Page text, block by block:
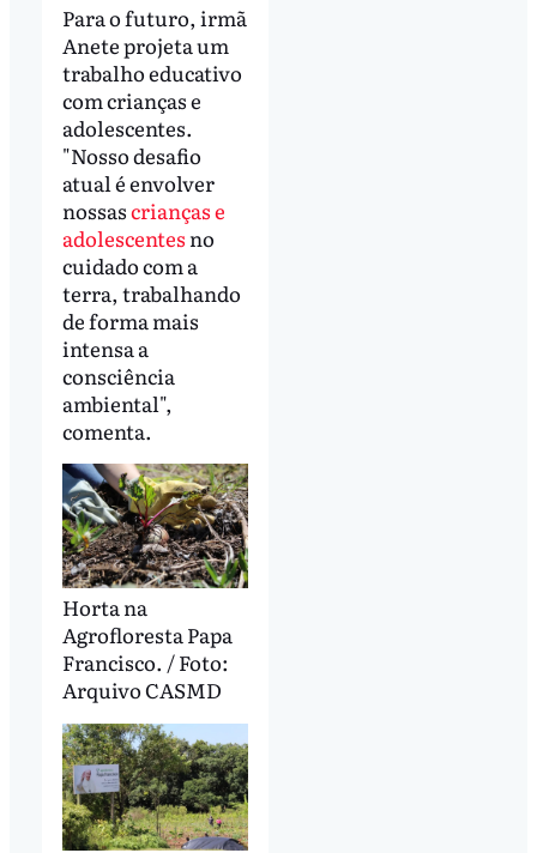
Para o futuro, irmã
Anete projeta um
trabalho educativo
com crianças e
adolescentes.
"Nosso desafio
atual é envolver
nossascrianças e
adolescentes no
cuidado com a
terra, trabalhando
de forma mais
intensa a
consciência
ambiental",
comenta.
Horta na
Agrofloresta Papa
Francisco. / Foto:
Arquivo CASMD